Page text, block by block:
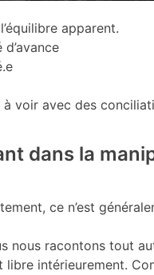
apparent.
à voir avec des
dans la
ce n’est
nous racontons tout
libre intérieurement.